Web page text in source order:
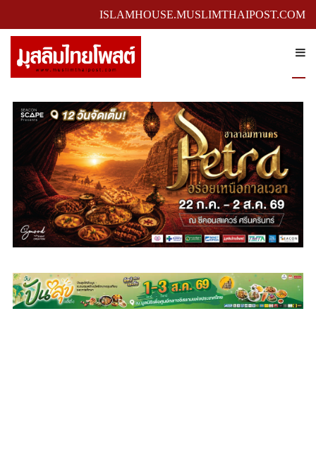
ISLAMHOUSE.MUSLIMTHAIPOST.COM